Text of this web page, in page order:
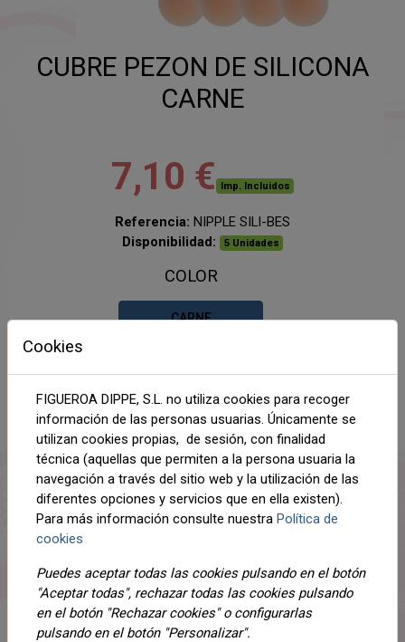
CUBRE PEZON DE SILICONA
CARNE
7,10 € Imp. Incluidos
Referencia: NIPPLE SILI-BES
Disponibilidad:
5 Unidades
COLOR
CARNE
AÑADIR AL CARRITO
Compartir
DESCRIPCIÓN
ADJUNTOS
OPINIONES
Cookies
FIGUEROA DIPPE, S.L. no utiliza cookies para recoger
información de las personas usuarias. Únicamente se
utilizan cookies propias, de sesión, con finalidad
técnica (aquellas que permiten a la persona usuaria la
navegación a través del sitio web y la utilización de las
diferentes opciones y servicios que en ella existen).
Para más información consulte nuestra Política de
cookies
Puedes aceptar todas las cookies pulsando en el botón
"Aceptar todas", rechazar todas las cookies pulsando
en el botón "Rechazar cookies" o configurarlas
pulsando en el botón "Personalizar".